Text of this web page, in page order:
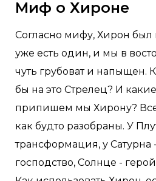
Миф о Хироне
Согласно мифу, Хирон был
уже есть один, и мы в
чуть грубоват и напыщен.
бы на это Стрелец? И
припишем мы Хирону?
как будто разобраны. У
трансформация, у Сатурна
господство, Солнце -